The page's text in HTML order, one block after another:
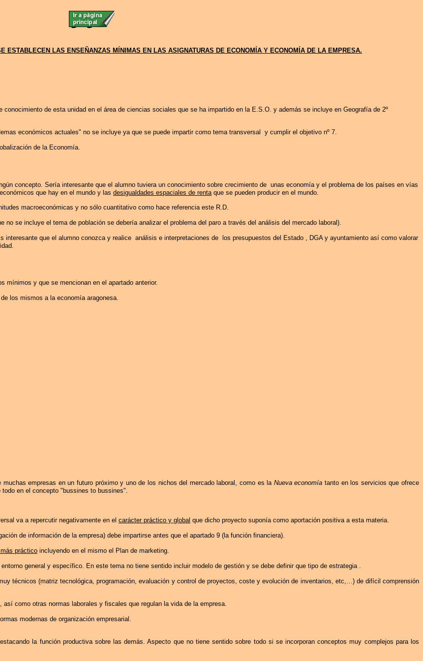
ESTABLECEN LAS ENSEÑANZAS MÍNIMAS EN LAS ASIGNATURAS DE ECONOMÍA Y ECONOMÍA DE LA EMPRESA.
conocimiento de esta unidad en el área de ciencias sociales que se ha impartido en la E.S.O. y además se incluye en Geografía de 2º
económicos actuales" no se incluye ya que se puede impartir como tema transversal y cumplir el objetivo nº 7.
de la Economía.
concepto. Sería interesante que el alumno tuviera un conocimiento sobre crecimiento de unas economía y el problema de los países en vías
que hay en el mundo y lasdesigualdades espaciales de rentaque se pueden producir en el mundo.
macroeconómicas y no sólo cuantitativo como hace referencia este R.D.
no se incluye el tema de población se debería analizar el problema del paro a través del análisis del mercado laboral).
interesante que el alumno conozca y realice análisis e interpretaciones de los presupuestos del Estado , DGA y ayuntamiento así como valorar
mínimos y que se mencionan en el apartado anterior.
los mismos a la economía aragonesa.
empresas en un futuro próximo y uno de los nichos del mercado laboral, como es la Nuevaeconomía tanto en los servicios que ofrece
todo en el concepto "bussines to bussines".
va a repercutir negativamente en el carácter práctico y global que dicho proyecto suponía como aportación positiva a esta materia.
de información de la empresa) debe impartirse antes que el apartado 9 (la función financiera).
práctico incluyendo en el mismo el Plan de marketing.
general y específico. En este tema no tiene sentido incluir modelo de gestión y se debe definir que tipo de estrategia .
técnicos (matriz tecnológica, programación, evaluación y control de proyectos, coste y evolución de inventarios, etc,…) de difícil comprensión
como otras normas laborales y fiscales que regulan la vida de la empresa.
modernas de organización empresarial.
la función productiva sobre las demás. Aspecto que no tiene sentido sobre todo si se incorporan conceptos muy complejos para los